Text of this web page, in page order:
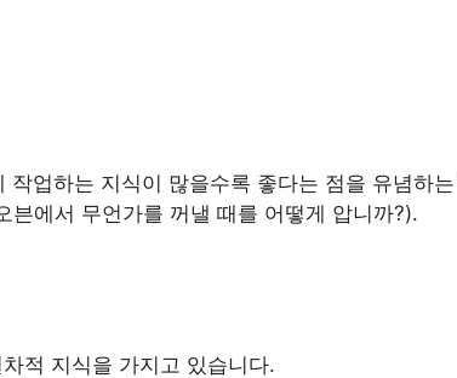
업하는 지식이 많을수록 좋다는 점을 유념하
에서 무언가를 꺼낼 때를 어떻게 압니까?).
적 지식을 가지고 있습니다.